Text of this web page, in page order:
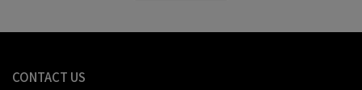
CONTACT US